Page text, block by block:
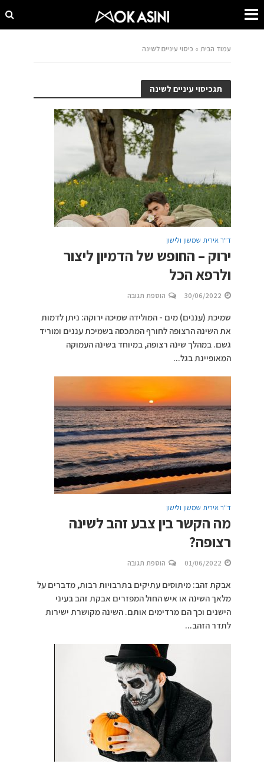
עמוד הבית » כיסוי עיניים לשינה
תגכיסוי עיניים לשינה
ד"ר אירית שמשון ולישון
ירוק – החופש של הדמיון ליצור
ולרפא הכל
30/06/2022 הוספת תגובה
שמיכת (עננים) מים - המולידה שמיכה ירוקה: ניתן לדמות
את השינה הרצופה לחורף המתכסה בשמיכת עננים ומוריד
גשם. במהלך שינה רצופה, במיוחד בשינה העמוקה
המאופיינת בגל...
ד"ר אירית שמשון ולישון
מה הקשר בין צבע זהב לשינה
רצופה?
01/06/2022 הוספת תגובה
אבקת זהב: מיתוסים עתיקים בתרבויות רבות, מדברים על
מלאך השינה או איש החול המפזרים אבקת זהב בעיני
הישנים וכך הם מרדימים אותם. השינה מקושרת ישירות
לתדר הזהב...